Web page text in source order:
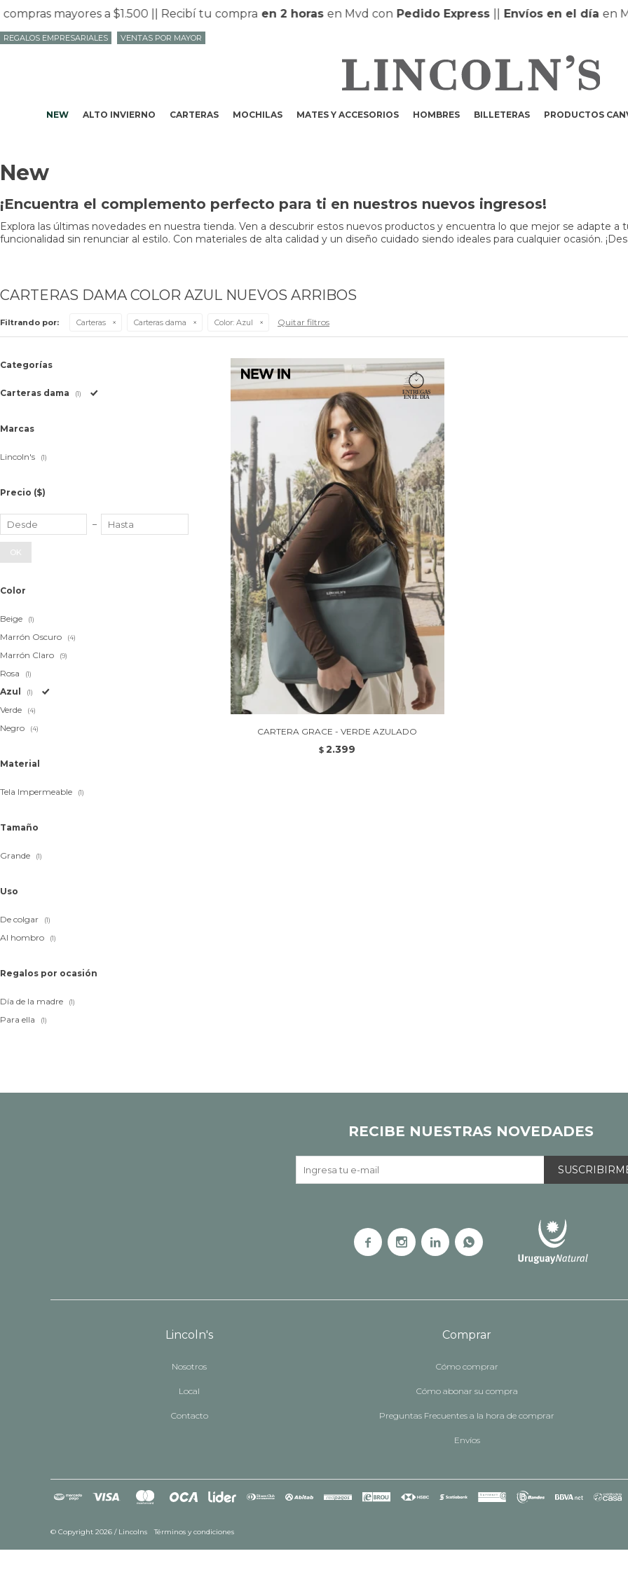
mayores a $1.500 || Recibí tu compraen 2 horasen Mvd conPedido Express||Envíos en el díaen
NEW ALTO INVIERNO CARTERAS MOCHILAS MATES Y ACCESORIOS HOMBRES BILLETERAS PRODUCTOS
REGALOS EMPRESARIALES VENTAS POR MAYOR
New
¡Encuentra el complemento perfecto para ti en nuestros nuevos ingresos!
Explora las últimas novedades en nuestra tienda. Ven a descubrir estos nuevos productos y encuentra lo que mejor se adapte
funcionalidad sin renunciar al estilo. Con materiales de alta calidad y un diseño cuidado siendo ideales para cualquier ocasión.
CARTERAS DAMA COLOR AZUL NUEVOS ARRIBOS
Filtrando por: Carteras Carteras dama Color: Azul Quitar filtros
CARTERA GRACE - VERDE AZULADO
$ 2.399
Categorías
Carteras dama (1)
Marcas
Lincoln's (1)
Precio ($)
OK
Color
Beige (1)
Marrón Oscuro (4)
Marrón Claro (9)
Rosa (1)
Azul (1)
Verde (4)
Negro (4)
Material
Tela Impermeable (1)
Tamaño
Grande (1)
Uso
De colgar (1)
Al hombro (1)
Regalos por ocasión
Día de la madre (1)
Para ella (1)
Lincoln's
Nosotros
Local
Contacto
Comprar
Cómo comprar
Cómo abonar su compra
Preguntas Frecuentes a la hora de comprar
Envíos
RECIBE NUESTRAS NOVEDADES
   
© Copyright 2026 / Lincolns Términos y condiciones